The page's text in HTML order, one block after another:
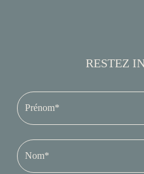
RESTEZ